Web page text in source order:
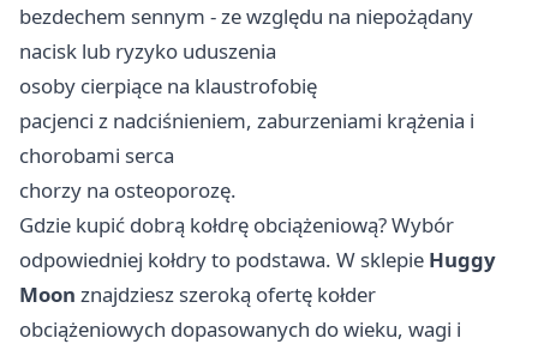
bezdechem sennym - ze względu na niepożądany
nacisk lub ryzyko uduszenia
osoby cierpiące na klaustrofobię
pacjenci z nadciśnieniem, zaburzeniami krążenia i
chorobami serca
chorzy na osteoporozę.
Gdzie kupić dobrą kołdrę obciążeniową? Wybór
odpowiedniej kołdry to podstawa. W sklepie Huggy
Moon znajdziesz szeroką ofertę kołder
obciążeniowych dopasowanych do wieku, wagi i